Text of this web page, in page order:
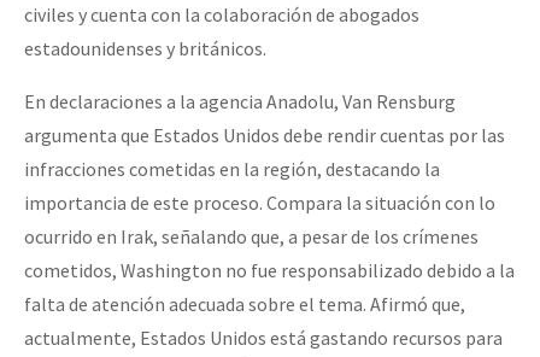
civiles y cuenta con la colaboración de abogados
estadounidenses y británicos.
En declaraciones a la agencia Anadolu, Van Rensburg
argumenta que Estados Unidos debe rendir cuentas por las
infracciones cometidas en la región, destacando la
importancia de este proceso. Compara la situación con lo
ocurrido en Irak, señalando que, a pesar de los crímenes
cometidos, Washington no fue responsabilizado debido a la
falta de atención adecuada sobre el tema. Afirmó que,
actualmente, Estados Unidos está gastando recursos para